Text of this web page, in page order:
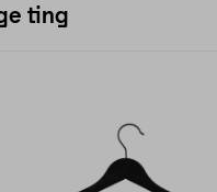
høytemperaturmunnstykke 240
°C / 265 °C.
ting